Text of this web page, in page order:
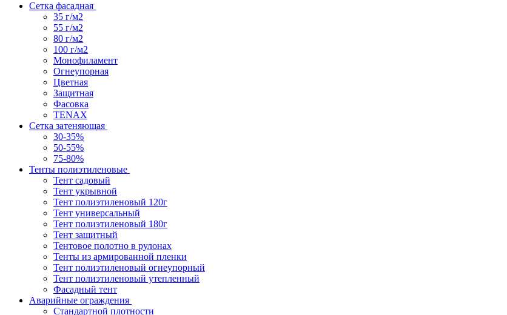
Сетка фасадная
35 г/м2
55 г/м2
80 г/м2
100 г/м2
Монофиламент
Огнеупорная
Цветная
Защитная
Фасовка
TENAX
Сетка затеняющая
30-35%
50-55%
75-80%
Тенты полиэтиленовые
Тент садовый
Тент укрывной
Тент полиэтиленовый 120г
Тент универсальный
Тент полиэтиленовый 180г
Тент защитный
Тентовое полотно в рулонах
Тенты из армированной пленки
Тент полиэтиленовый огнеупорный
Тент полиэтиленовый утепленный
Фасадный тент
Аварийные ограждения
Стандартной плотности